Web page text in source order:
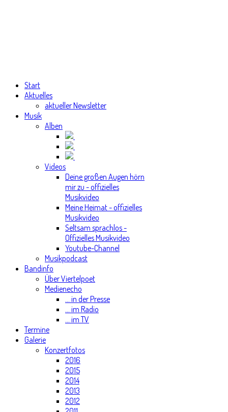
Start
Aktuelles
aktueller Newsletter
Musik
Alben
Videos
Deine großen Augen hörn
mir zu - offizielles
Musikvideo
Meine Heimat - offizielles
Musikvideo
Seltsam sprachlos -
Offizielles Musikvideo
Youtube-Channel
Musikpodcast
Bandinfo
Über Viertelpoet
Medienecho
... in der Presse
... im Radio
... im TV
Termine
Galerie
Konzertfotos
2016
2015
2014
2013
2012